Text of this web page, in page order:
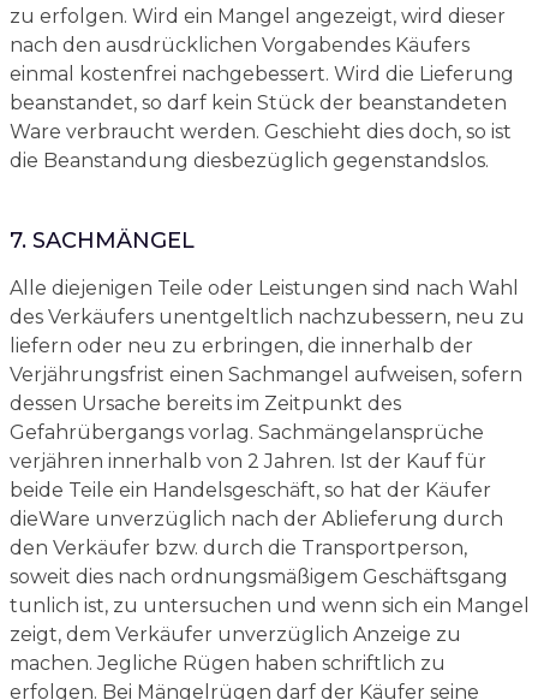
zu erfolgen. Wird ein Mangel angezeigt, wird dieser
nach den ausdrücklichen Vorgabendes Käufers
einmal kostenfrei nachgebessert. Wird die Lieferung
beanstandet, so darf kein Stück der beanstandeten
Ware verbraucht werden. Geschieht dies doch, so ist
die Beanstandung diesbezüglich gegenstandslos.
7. SACHMÄNGEL
Alle diejenigen Teile oder Leistungen sind nach Wahl
des Verkäufers unentgeltlich nachzubessern, neu zu
liefern oder neu zu erbringen, die innerhalb der
Verjährungsfrist einen Sachmangel aufweisen, sofern
dessen Ursache bereits im Zeitpunkt des
Gefahrübergangs vorlag. Sachmängelansprüche
verjähren innerhalb von 2 Jahren. Ist der Kauf für
beide Teile ein Handelsgeschäft, so hat der Käufer
dieWare unverzüglich nach der Ablieferung durch
den Verkäufer bzw. durch die Transportperson,
soweit dies nach ordnungsmäßigem Geschäftsgang
tunlich ist, zu untersuchen und wenn sich ein Mangel
zeigt, dem Verkäufer unverzüglich Anzeige zu
machen. Jegliche Rügen haben schriftlich zu
erfolgen. Bei Mängelrügen darf der Käufer seine